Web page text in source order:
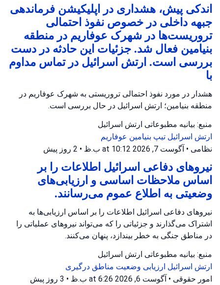
اندکی پیش، هشداری در اپلیکیشن فرماندهی
جبهه داخلی در خصوص نفوذ احتمالی
تروریست‌ها در شهرک عوفاریم در منطقه
بنیامین فعال شد. جزئیات این حادثه در دست
بررسی است. ارتش اسرائیل در تماس مداوم
با
هشدار در مورد نفوذ احتمالی تروریستی به شهرک عوفاریم در
منطقه بنیامین؛ ارتش اسرائیل در حال بررسی است.
منبع: بیانیه مطبوعاتی ارتش اسرائیل
ارتش اسرائیل تیپ بنیامین عوفاریم
نظامی • آگوست 7, 2026 at 10:12 ب.ظ • 2 روز پیش
نیروهای دفاعی اسرائیل اطلاعات را بر
اساس ملاحظات اساسی و ارزیابی‌های
وضعیتی به اطلاع عموم می‌رسانند.
نیروهای دفاعی اسرائیل اطلاعات را بر اساس ارزیابی‌ها به
اشتراک می‌گذارند و جزئیاتی را که می‌تواند نیروهای عملیاتی را
در مناطق جنگی به خطر بیندازد، پنهان می‌کنند.
منبع: بیانیه مطبوعاتی ارتش اسرائیل
ارتش اسرائیل ارزیابی وضعیت مناطق درگیری
امور حقوقی • آگوست 6, 2026 at 6:26 ب.ظ • 3 روز پیش